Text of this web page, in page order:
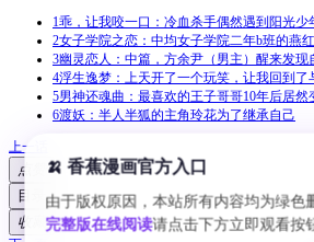
1乖，让我咬一口：冷血杀手偶然遇到阳光少
2女子学院之恋：中均女子学院二年b班的燕
3幽灵恋人：中篇，方余尹（男主）醒来发现
4浮生逸梦：上天开了一个玩笑，让我回到了
5男神还魂曲：最喜欢的王子哥哥10年后居然
6渡妖：半人半狐的主角玲花为了继承自己
上一话
点赞
目录
收藏
🍌 香蕉漫画官方入口
由于版权原因，本站所有内容均为绿色
完整版在线阅读请点击下方立即观看按